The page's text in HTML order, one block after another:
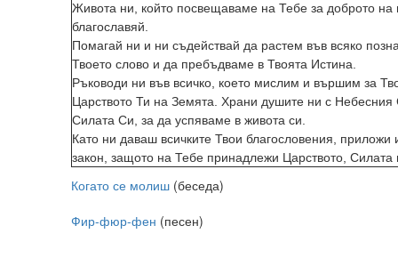
Живота ни, който посвещаваме на Тебе за доброто
благославяй.
Помагай ни и ни съдействай да растем във всяко
Твоето слово и да пребъдваме в Твоята Истина.
Ръководи ни във всичко, което мислим и вършим за
Царството Ти на Земята. Храни душите ни с Небесния
Силата Си, за да успяваме в живота си.
Като ни даваш всичките Твои благословения,
закон, защото на Тебе принадлежи Царството,
Когато се молиш (беседа)
Фир-фюр-фен (песен)